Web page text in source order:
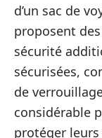
d’un sac de
proposent
sécurité
sécurisées,
de
considérable
protéger